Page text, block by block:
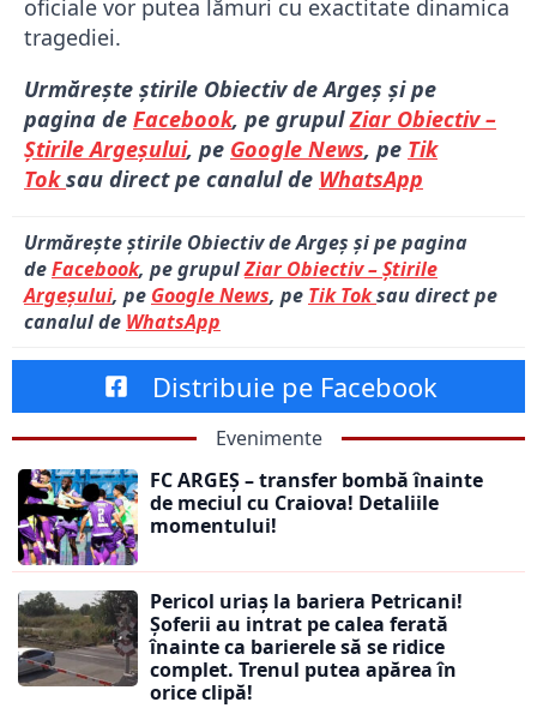
oficiale vor putea lămuri cu exactitate dinamica
tragediei.
Urmărește știrile Obiectiv de Argeș și pe
pagina de Facebook, pe grupulZiar Obiectiv –
Știrile Argeșului, pe Google News, pe Tik
Toksau direct pe canalul de WhatsApp
Urmărește știrile Obiectiv de Argeș și pe pagina
deFacebook, pe grupulZiar Obiectiv – Știrile
Argeșului, pe Google News, pe Tik Toksau direct pe
canalul de WhatsApp
Distribuie pe Facebook
Evenimente
FC ARGEȘ – transfer bombă înainte
de meciul cu Craiova! Detaliile
momentului!
Pericol uriaș la bariera Petricani!
Șoferii au intrat pe calea ferată
înainte ca barierele să se ridice
complet. Trenul putea apărea în
orice clipă!